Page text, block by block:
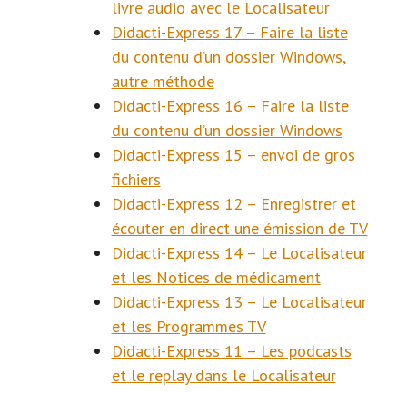
livre audio avec le Localisateur
Didacti-Express 17 – Faire la liste
du contenu d’un dossier Windows,
autre méthode
Didacti-Express 16 – Faire la liste
du contenu d’un dossier Windows
Didacti-Express 15 – envoi de gros
fichiers
Didacti-Express 12 – Enregistrer et
écouter en direct une émission de TV
Didacti-Express 14 – Le Localisateur
et les Notices de médicament
Didacti-Express 13 – Le Localisateur
et les Programmes TV
Didacti-Express 11 – Les podcasts
et le replay dans le Localisateur